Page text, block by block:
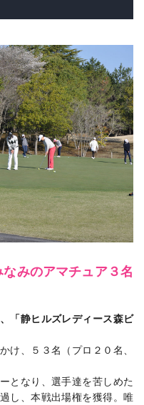
みのアマチュア３名
「静ヒルズレディース森ビ
け、５３名（プロ２０名、
となり、選手達を苦しめた
し、本戦出場権を獲得。唯